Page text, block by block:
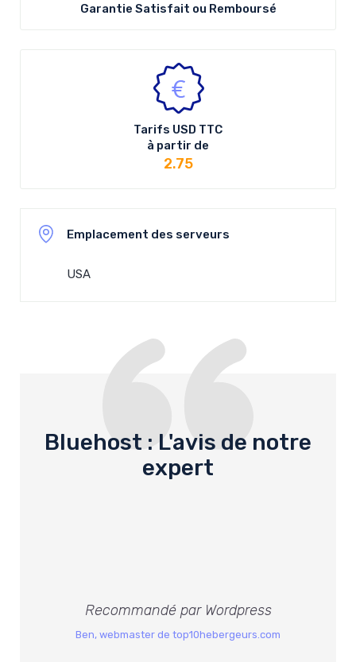
Garantie Satisfait ou Remboursé
Tarifs USD TTC
à partir de
2.75
Emplacement des serveurs
USA
Bluehost : L'avis de notre
expert
Recommandé par Wordpress
Ben, webmaster de top10hebergeurs.com